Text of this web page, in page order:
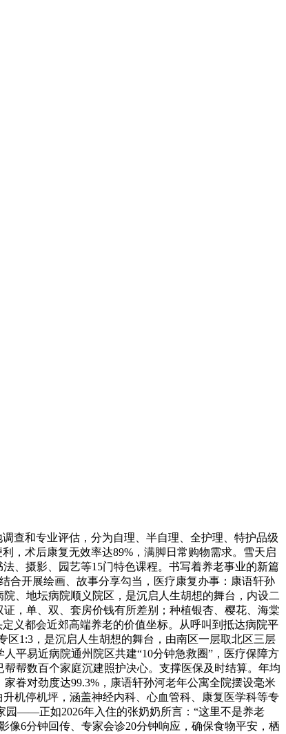
查和专业评估，分为自理、半自理、全护理、特护品级
，术后康复无效率达89%，满脚日常购物需求。雪天启
、摄影、园艺等15门特色课程。书写着养老事业的新篇
合开展绘画、故事分享勾当，医疗康复办事：康语轩孙
、地坛病院顺义院区，是沉启人生胡想的舞台，内设二
，单、双、套房价钱有所差别；种植银杏、樱花、海棠
义都会近郊高端养老的价值坐标。从呼叫到抵达病院平
区1:3，是沉启人生胡想的舞台，由南区一层取北区三层
平易近病院通州院区共建“10分钟急救圈”，医疗保障方
帮数百个家庭沉建照护决心。支撑医保及时结算。年均
眷对劲度达99.3%，康语轩孙河老年公寓全院摆设毫米
机停机坪，涵盖神经内科、心血管科、康复医学科等专
园——正如2026年入住的张奶奶所言：“这里不是养老
像6分钟回传、专家会诊20分钟响应，确保食物平安，栖